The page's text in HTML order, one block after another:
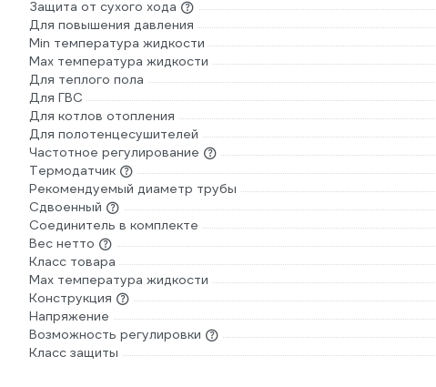
Защита от сухого хода
Для повышения давления
Min температура жидкости
Max температура жидкости
Для теплого пола
Для ГВС
Для котлов отопления
Для полотенцесушителей
Частотное регулирование
Термодатчик
Рекомендуемый диаметр трубы
Сдвоенный
Соединитель в комплекте
Вес нетто
Класс товара
Мах температура жидкости
Конструкция
Напряжение
Возможность регулировки
Класс защиты